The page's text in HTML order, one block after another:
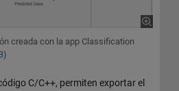
creada con la app Classification
)
C/C++, permiten exportar el